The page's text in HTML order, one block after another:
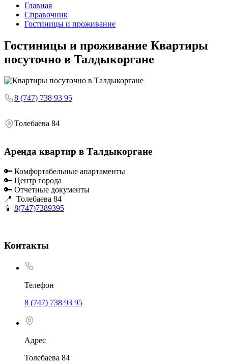
Главная
Справочник
Гостиницы и проживание
Гостиницы и проживание Квартиры
посуточно в Талдыкоргане
8 (747) 738 93 95
Толебаева 84
Аренда квартир в Талдыкоргане
🔑 Комфортабельные апартаменты
🔑 Центр города
🔑 Отчетные документы
📍 Толебаева 84
📱 8(747)7389395
Контакты
Телефон
8 (747) 738 93 95
Адрес
Толебаева 84